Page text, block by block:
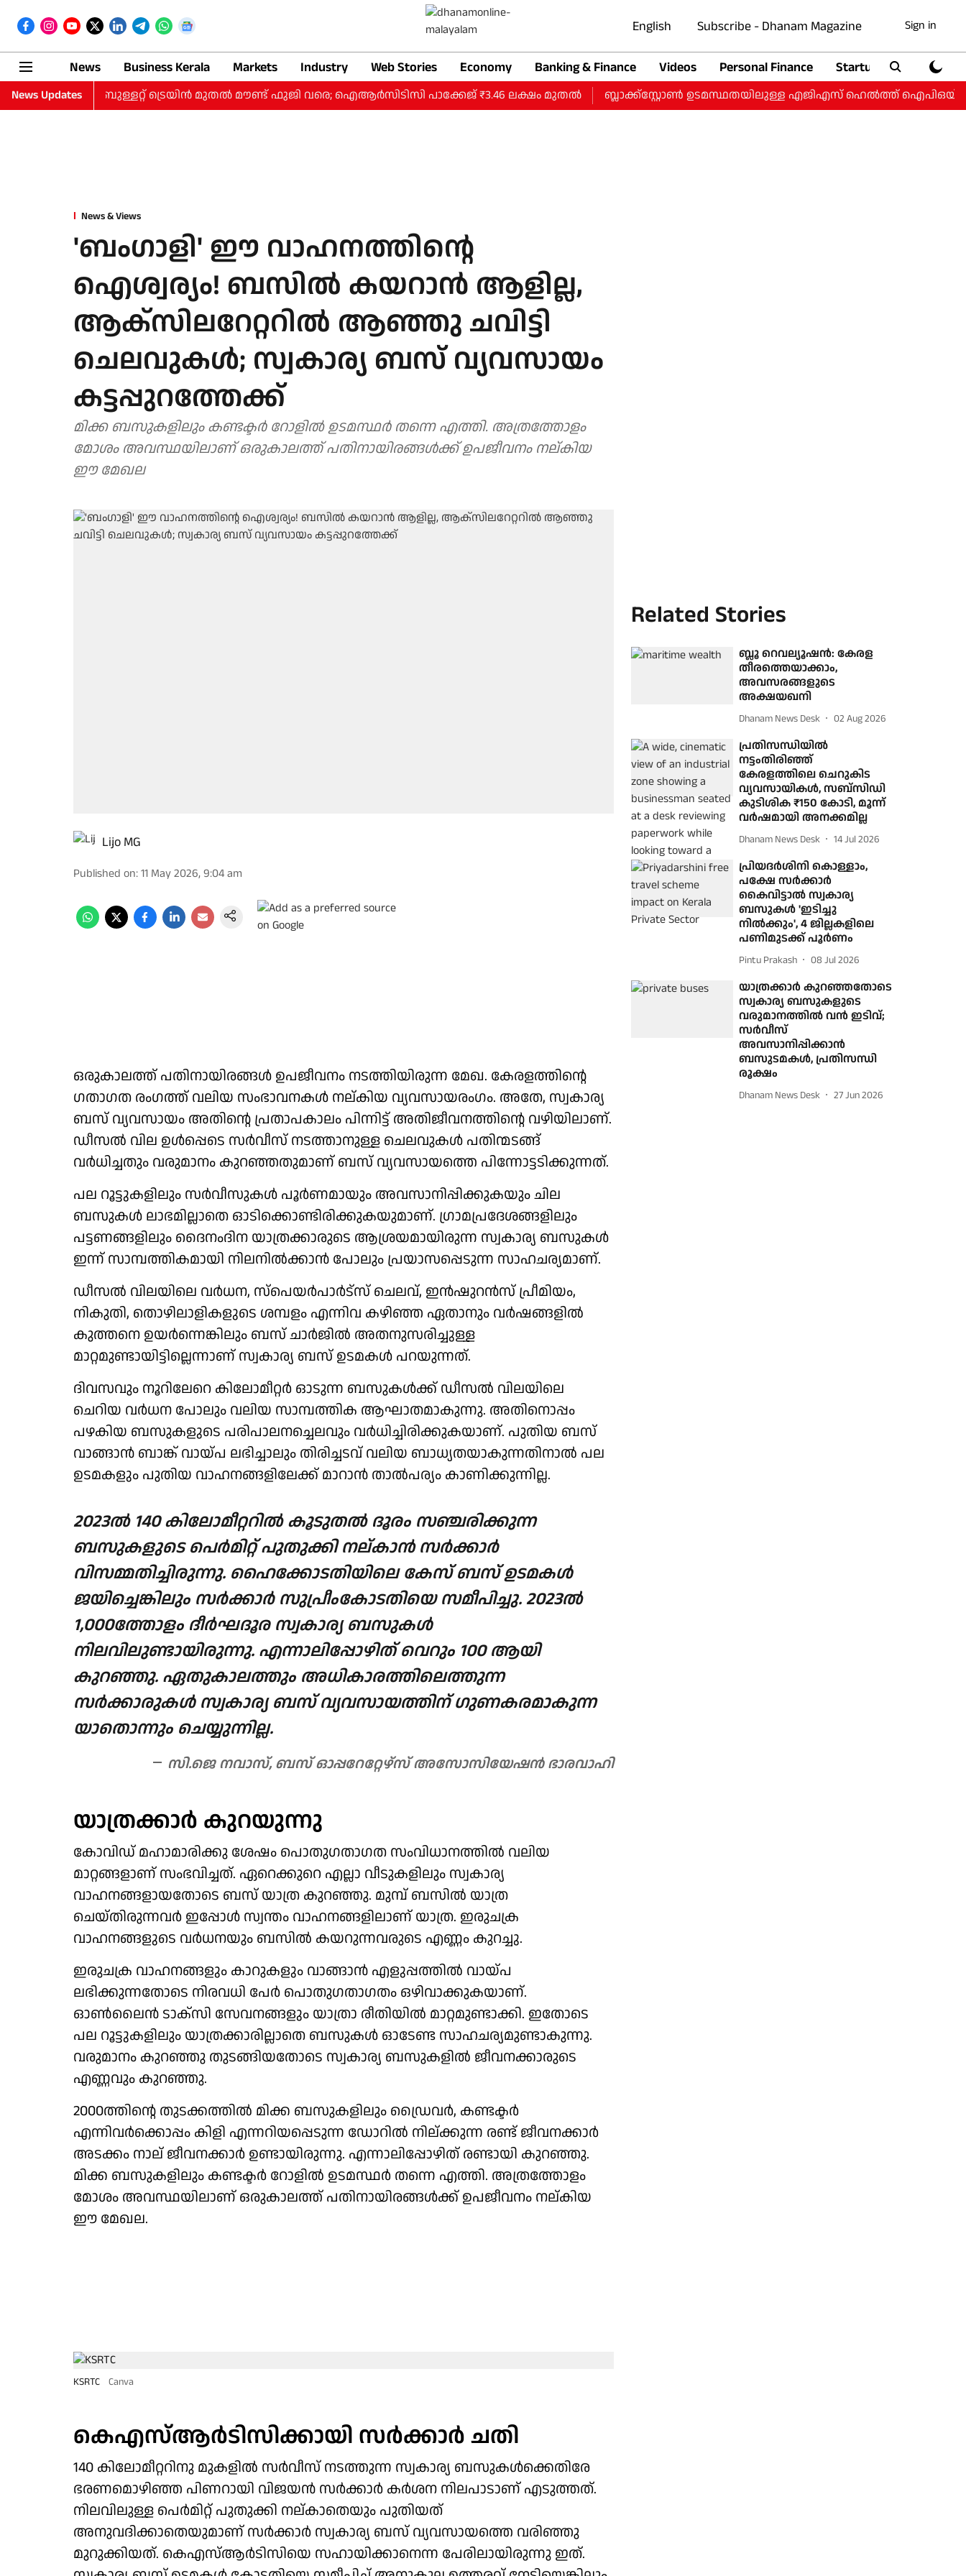
English Subscribe - Dhanam Magazine Sign in
News Business Kerala Markets Industry Web Stories Economy Banking & Finance Videos Personal Finance Startup
News Updates
യാത്ര; ബുള്ളറ്റ് ട്രെയിന്‍ മുതല്‍ മൗണ്ട് ഫുജി വരെ; ഐആര്‍സിടിസി പാക്കേജ് ₹3.46 ലക്ഷം മുതല്‍ ബ്ലാക്ക്‌സ്റ്റോൺ ഉടമസ്ഥതയിലുള്ള എജിഎസ് ഹെൽത്ത് ഐപിഒയ്ക്ക്;
News & Views
'ബംഗാളി' ഈ വാഹനത്തിന്റെ
ഐശ്വര്യം! ബസില്‍ കയറാന്‍ ആളില്ല,
ആക്‌സിലറേറ്ററില്‍ ആഞ്ഞു ചവിട്ടി
ചെലവുകള്‍; സ്വകാര്യ ബസ് വ്യവസായം
കട്ടപ്പുറത്തേക്ക്
മിക്ക ബസുകളിലും കണ്ടക്ടര്‍ റോളില്‍ ഉടമസ്ഥര്‍ തന്നെ എത്തി. അത്രത്തോളം
മോശം അവസ്ഥയിലാണ് ഒരുകാലത്ത് പതിനായിരങ്ങള്‍ക്ക് ഉപജീവനം നല്കിയ
ഈ മേഖല
Lijo MG
Published on:11 May 2026, 9:04 am
ഒരുകാലത്ത് പതിനായിരങ്ങള്‍ ഉപജീവനം നടത്തിയിരുന്ന മേഖ. കേരളത്തിന്റെ
ഗതാഗത രംഗത്ത് വലിയ സംഭാവനകള്‍ നല്കിയ വ്യവസായരംഗം. അതേ, സ്വകാര്യ
ബസ് വ്യവസായം അതിന്റെ പ്രതാപകാലം പിന്നിട്ട് അതിജീവനത്തിന്റെ വഴിയിലാണ്.
ഡീസല്‍ വില ഉള്‍പ്പെടെ സര്‍വീസ് നടത്താനുള്ള ചെലവുകള്‍ പതിന്മടങ്ങ്
വര്‍ധിച്ചതും വരുമാനം കുറഞ്ഞതുമാണ് ബസ് വ്യവസായത്തെ പിന്നോട്ടടിക്കുന്നത്.
പല റൂട്ടുകളിലും സര്‍വീസുകള്‍ പൂര്‍ണമായും അവസാനിപ്പിക്കുകയും ചില
ബസുകള്‍ ലാഭമില്ലാതെ ഓടിക്കൊണ്ടിരിക്കുകയുമാണ്. ഗ്രാമപ്രദേശങ്ങളിലും
പട്ടണങ്ങളിലും ദൈനംദിന യാത്രക്കാരുടെ ആശ്രയമായിരുന്ന സ്വകാര്യ ബസുകള്‍
ഇന്ന് സാമ്പത്തികമായി നിലനില്‍ക്കാന്‍ പോലും പ്രയാസപ്പെടുന്ന സാഹചര്യമാണ്.
ഡീസല്‍ വിലയിലെ വര്‍ധന, സ്‌പെയര്‍പാര്‍ട്സ് ചെലവ്, ഇന്‍ഷുറന്‍സ് പ്രീമിയം,
നികുതി, തൊഴിലാളികളുടെ ശമ്പളം എന്നിവ കഴിഞ്ഞ ഏതാനും വര്‍ഷങ്ങളില്‍
കുത്തനെ ഉയര്‍ന്നെങ്കിലും ബസ് ചാര്‍ജില്‍ അതനുസരിച്ചുള്ള
മാറ്റമുണ്ടായിട്ടില്ലെന്നാണ് സ്വകാര്യ ബസ് ഉടമകള്‍ പറയുന്നത്.
ദിവസവും നൂറിലേറെ കിലോമീറ്റര്‍ ഓടുന്ന ബസുകള്‍ക്ക് ഡീസല്‍ വിലയിലെ
ചെറിയ വര്‍ധന പോലും വലിയ സാമ്പത്തിക ആഘാതമാകുന്നു. അതിനൊപ്പം
പഴകിയ ബസുകളുടെ പരിപാലനച്ചെലവും വര്‍ധിച്ചിരിക്കുകയാണ്. പുതിയ ബസ്
വാങ്ങാന്‍ ബാങ്ക് വായ്പ ലഭിച്ചാലും തിരിച്ചടവ് വലിയ ബാധ്യതയാകുന്നതിനാല്‍ പല
ഉടമകളും പുതിയ വാഹനങ്ങളിലേക്ക് മാറാന്‍ താല്‍പര്യം കാണിക്കുന്നില്ല.
2023ല്‍ 140 കിലോമീറ്ററില്‍ കൂടുതല്‍ ദൂരം സഞ്ചരിക്കുന്ന
ബസുകളുടെ പെര്‍മിറ്റ് പുതുക്കി നല്കാന്‍ സര്‍ക്കാര്‍
വിസമ്മതിച്ചിരുന്നു. ഹൈക്കോടതിയിലെ കേസ് ബസ് ഉടമകള്‍
ജയിച്ചെങ്കിലും സര്‍ക്കാര്‍ സുപ്രീംകോടതിയെ സമീപിച്ചു. 2023ല്‍
1,000ത്തോളം ദീര്‍ഘദൂര സ്വകാര്യ ബസുകള്‍
നിലവിലുണ്ടായിരുന്നു. എന്നാലിപ്പോഴിത് വെറും 100 ആയി
കുറഞ്ഞു. ഏതുകാലത്തും അധികാരത്തിലെത്തുന്ന
സര്‍ക്കാരുകള്‍ സ്വകാര്യ ബസ് വ്യവസായത്തിന് ഗുണകരമാകുന്ന
യാതൊന്നും ചെയ്യുന്നില്ല.
സി.ജെ നവാസ്, ബസ് ഓപ്പറേറ്റേഴ്‌സ് അസോസിയേഷന്‍ ഭാരവാഹി
യാത്രക്കാര്‍ കുറയുന്നു
കോവിഡ് മഹാമാരിക്കു ശേഷം പൊതുഗതാഗത സംവിധാനത്തില്‍ വലിയ
മാറ്റങ്ങളാണ് സംഭവിച്ചത്. ഏറെക്കുറെ എല്ലാ വീടുകളിലും സ്വകാര്യ
വാഹനങ്ങളായതോടെ ബസ് യാത്ര കുറഞ്ഞു. മുമ്പ് ബസില്‍ യാത്ര
ചെയ്തിരുന്നവര്‍ ഇപ്പോള്‍ സ്വന്തം വാഹനങ്ങളിലാണ് യാത്ര. ഇരുചക്ര
വാഹനങ്ങളുടെ വര്‍ധനയും ബസില്‍ കയറുന്നവരുടെ എണ്ണം കുറച്ചു.
ഇരുചക്ര വാഹനങ്ങളും കാറുകളും വാങ്ങാന്‍ എളുപ്പത്തില്‍ വായ്പ
ലഭിക്കുന്നതോടെ നിരവധി പേര്‍ പൊതുഗതാഗതം ഒഴിവാക്കുകയാണ്.
ഓണ്‍ലൈന്‍ ടാക്സി സേവനങ്ങളും യാത്രാ രീതിയില്‍ മാറ്റമുണ്ടാക്കി. ഇതോടെ
പല റൂട്ടുകളിലും യാത്രക്കാരില്ലാതെ ബസുകള്‍ ഓടേണ്ട സാഹചര്യമുണ്ടാകുന്നു.
വരുമാനം കുറഞ്ഞു തുടങ്ങിയതോടെ സ്വകാര്യ ബസുകളില്‍ ജീവനക്കാരുടെ
എണ്ണവും കുറഞ്ഞു.
2000ത്തിന്റെ തുടക്കത്തില്‍ മിക്ക ബസുകളിലും ഡ്രൈവര്‍, കണ്ടക്ടര്‍
എന്നിവര്‍ക്കൊപ്പം കിളി എന്നറിയപ്പെടുന്ന ഡോറില്‍ നില്ക്കുന്ന രണ്ട് ജീവനക്കാര്‍
അടക്കം നാല് ജീവനക്കാര്‍ ഉണ്ടായിരുന്നു. എന്നാലിപ്പോഴിത് രണ്ടായി കുറഞ്ഞു.
മിക്ക ബസുകളിലും കണ്ടക്ടര്‍ റോളില്‍ ഉടമസ്ഥര്‍ തന്നെ എത്തി. അത്രത്തോളം
മോശം അവസ്ഥയിലാണ് ഒരുകാലത്ത് പതിനായിരങ്ങള്‍ക്ക് ഉപജീവനം നല്കിയ
ഈ മേഖല.
KSRTC Canva
കെഎസ്ആര്‍ടിസിക്കായി സര്‍ക്കാര്‍ ചതി
140 കിലോമീറ്ററിനു മുകളില്‍ സര്‍വീസ് നടത്തുന്ന സ്വകാര്യ ബസുകള്‍ക്കെതിരേ
ഭരണമൊഴിഞ്ഞ പിണറായി വിജയന്‍ സര്‍ക്കാര്‍ കര്‍ശന നിലപാടാണ് എടുത്തത്.
നിലവിലുള്ള പെര്‍മിറ്റ് പുതുക്കി നല്കാതെയും പുതിയത്
അനുവദിക്കാതെയുമാണ് സര്‍ക്കാര്‍ സ്വകാര്യ ബസ് വ്യവസായത്തെ വരിഞ്ഞു
മുറുക്കിയത്. കെഎസ്ആര്‍ടിസിയെ സഹായിക്കാനെന്ന പേരിലായിരുന്നു ഇത്.
Related Stories
ബ്ലൂ റെവല്യൂഷന്‍: കേരള
തീരത്തെയാക്കാം,
അവസരങ്ങളുടെ
അക്ഷയഖനി
Dhanam News Desk 02 Aug 2026
പ്രതിസന്ധിയില്‍
നട്ടംതിരിഞ്ഞ്
കേരളത്തിലെ ചെറുകിട
വ്യവസായികള്‍, സബ്‌സിഡി
കുടിശിക ₹150 കോടി, മൂന്ന്
വര്‍ഷമായി അനക്കമില്ല
Dhanam News Desk 14 Jul 2026
പ്രിയദര്‍ശിനി കൊള്ളാം,
പക്ഷേ സര്‍ക്കാര്‍
കൈവിട്ടാല്‍ സ്വകാര്യ
ബസുകള്‍ 'ഇടിച്ചു
നില്‍ക്കും', 4 ജില്ലകളിലെ
പണിമുടക്ക് പൂര്‍ണം
Pintu Prakash 08 Jul 2026
യാത്രക്കാര്‍ കുറഞ്ഞതോടെ
സ്വകാര്യ ബസുകളുടെ
വരുമാനത്തില്‍ വന്‍ ഇടിവ്;
സര്‍വീസ്
അവസാനിപ്പിക്കാന്‍
ബസുടമകള്‍, പ്രതിസന്ധി
രൂക്ഷം
Dhanam News Desk 27 Jun 2026